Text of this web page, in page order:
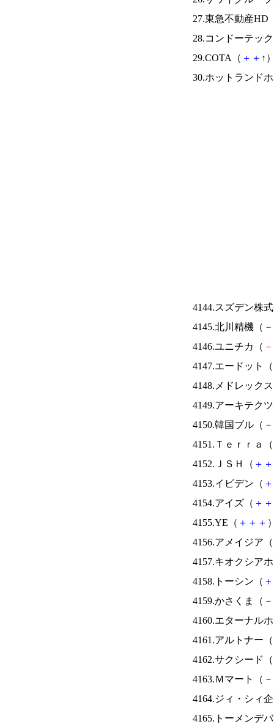
27.東急不動産HD
28.コンドーテッ
29.COTA（ ＋ ＋ ↑
30.ホットランド
4144.スズデン株
4145.北川精機（ －
4146.ユニチカ（ －
4147.エードット（
4148.メドレック
4149.アーキテク
4150.韓国ブル（ －
4151.Ｔｅｒｒａ（
4152.ＪＳＨ（ ＋ ＋
4153.イビデン（ ＋
4154.アイズ（ ＋ ＋
4155.YE（ ＋ ＋ ＋
4156.アメイジア（
4157.キオクシア
4158.トーシン（ ＋
4159.かさくま（ －
4160.エターナル
4161.アルトナー（
4162.サクシード（
4163.Ｍマート（ －
4164.ジィ・シィ
4165.トーメンデ